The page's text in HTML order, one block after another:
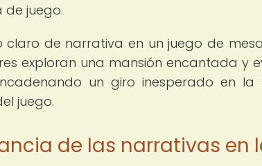
de juego.
claro de narrativa en un juego de
exploran una mansión encantada y
un giro inesperado en
juego.
de las narrativas en